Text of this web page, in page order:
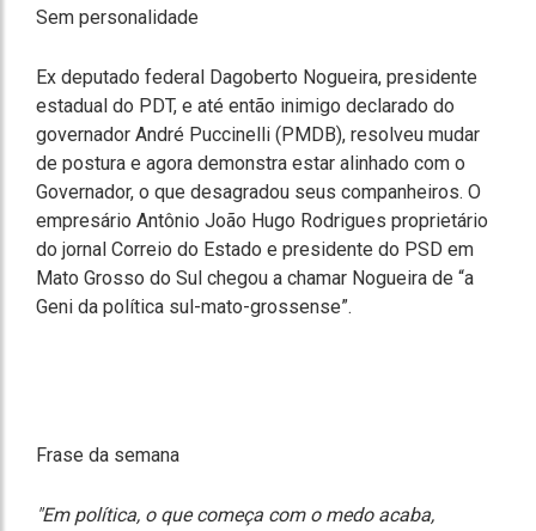
Sem personalidade
Ex deputado federal Dagoberto Nogueira, presidente
estadual do PDT, e até então inimigo declarado do
governador André Puccinelli (PMDB), resolveu mudar
de postura e agora demonstra estar alinhado com o
Governador, o que desagradou seus companheiros. O
empresário Antônio João Hugo Rodrigues proprietário
do jornal Correio do Estado e presidente do PSD em
Mato Grosso do Sul chegou a chamar Nogueira de “a
Geni da política sul-mato-grossense”.
Frase da semana
"Em política, o que começa com o medo acaba,